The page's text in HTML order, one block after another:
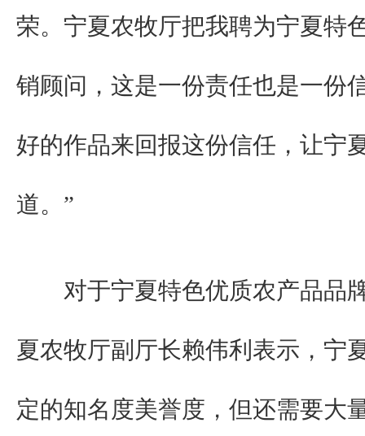
荣。宁夏农牧厅把我聘为宁夏特
销顾问，这是一份责任也是一份
好的作品来回报这份信任，让宁
道。”
对于宁夏特色优质农产品品
夏农牧厅副厅长赖伟利表示，宁
定的知名度美誉度，但还需要大